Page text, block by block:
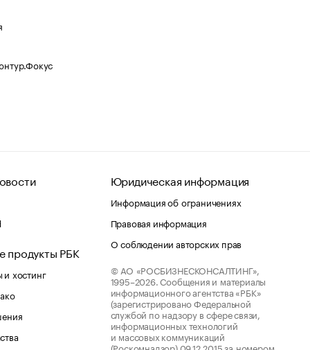
продукты РБК
хостинг
Юридическая информация
Информация об ограничениях
Правовая информация
О соблюдении авторских прав
© АО «РОСБИЗНЕСКОНСАЛТИНГ»,
1995–2026. Сообщения и материалы
информационного агентства «РБК»
(зарегистрировано Федеральной
службой по надзору в сфере связи,
информационных технологий
и массовых коммуникаций
(Роскомнадзор) 09.12.2015 за номером